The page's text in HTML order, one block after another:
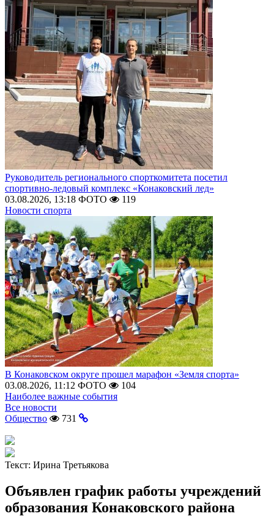
Руководитель регионального спорткомитета посетил
спортивно-ледовый комплекс «Конаковский лед»
03.08.2026, 13:18 ФОТО
119
Новости спорта
В Конаковском округе прошел марафон «Земля спорта»
03.08.2026, 11:12 ФОТО
104
Наиболее важные события
Все новости
Общество
731
Текст: Ирина Третьякова
Объявлен график работы учреждений
образования Конаковского района